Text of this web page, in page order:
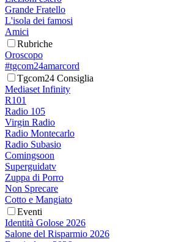
Grande Fratello
L'isola dei famosi
Amici
Rubriche
Oroscopo
#tgcom24amarcord
Tgcom24 Consiglia
Mediaset Infinity
R101
Radio 105
Virgin Radio
Radio Montecarlo
Radio Subasio
Comingsoon
Superguidatv
Zuppa di Porro
Non Sprecare
Cotto e Mangiato
Eventi
Identità Golose 2026
Salone del Risparmio 2026